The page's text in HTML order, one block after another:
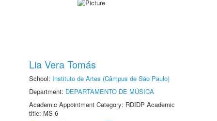
Lia Vera Tomás
School: Instituto de Artes (Câmpus de São Paulo)
Department: DEPARTAMENTO DE MÚSICA
Academic Appointment Category: RDIDP Academic
title: MS-6